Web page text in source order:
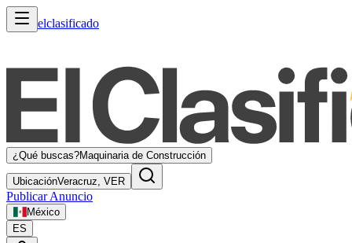
elclasificado
¿Qué buscas?Maquinaria de Construcción
UbicaciónVeracruz, VER
Publicar Anuncio
México
ES